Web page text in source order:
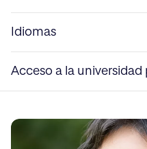
Idiomas
Acceso a la universidad